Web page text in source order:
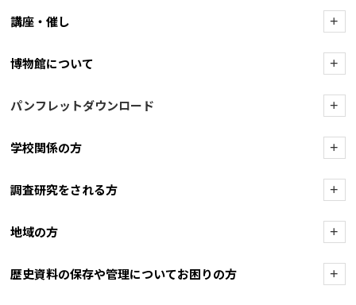
講座・催し +
博物館について +
パンフレットダウンロード +
学校関係の方 +
調査研究をされる方 +
地域の方 +
歴史資料の保存や管理についてお困りの方 +